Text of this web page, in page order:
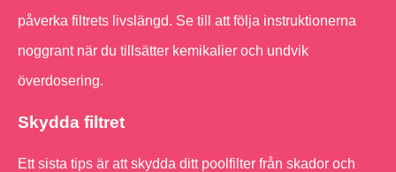
påverka filtrets livslängd. Se till att följa instruktionerna
noggrant när du tillsätter kemikalier och undvik
överdosering.
Skydda filtret
Ett sista tips är att skydda ditt poolfilter från skador och